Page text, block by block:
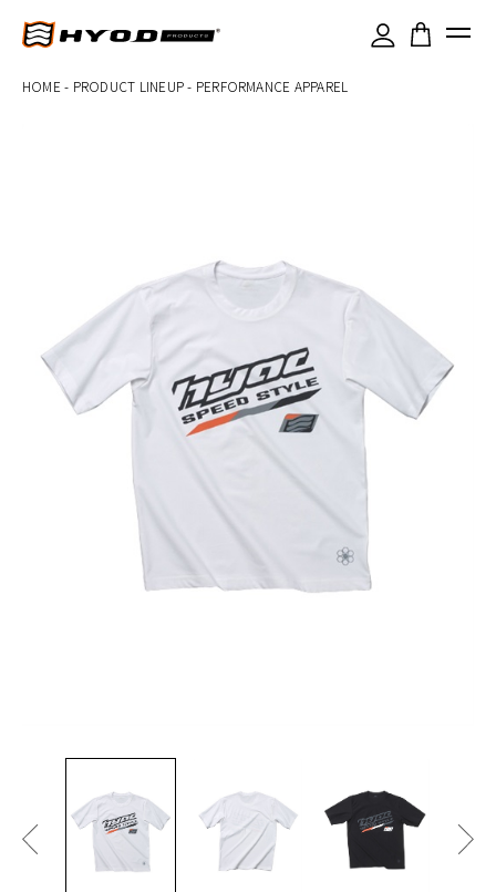
HOME - PRODUCT LINEUP- PERFORMANCE APPAREL ×